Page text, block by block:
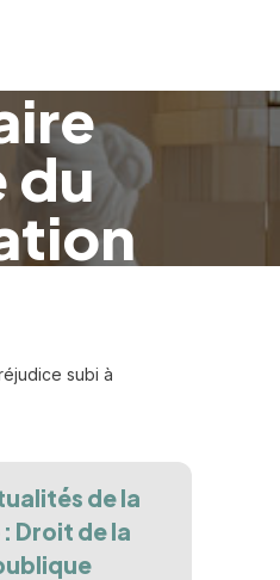
du
subi à
de la
Droit de la